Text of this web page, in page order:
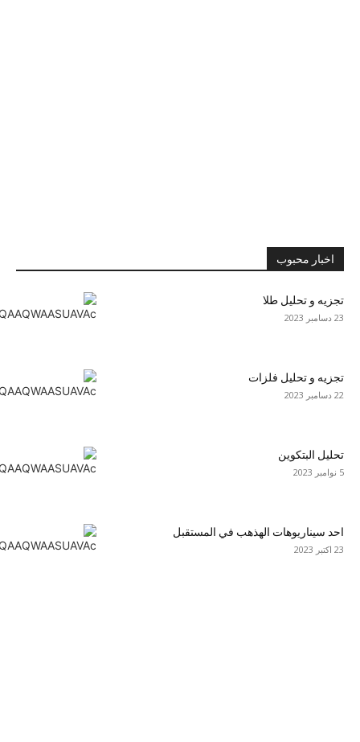
اخبار محبوب
تجزیه و تحلیل طلا
23 دسامبر 2023
تجزیه و تحلیل فلزات
22 دسامبر 2023
تحليل البتكوين
5 نوامبر 2023
احد سيناريوهات الهذهب في المستقبل
23 اکتبر 2023